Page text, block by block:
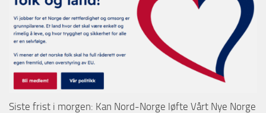
Siste frist i morgen: Kan Nord-Norge løfte Vårt Nye Norge